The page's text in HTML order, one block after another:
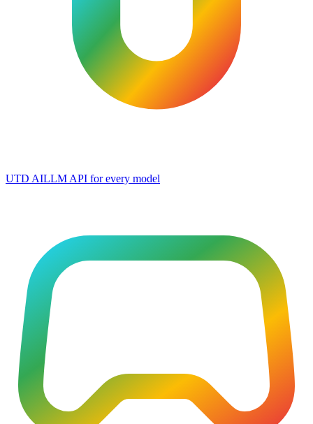
UTD AILLM API for every model